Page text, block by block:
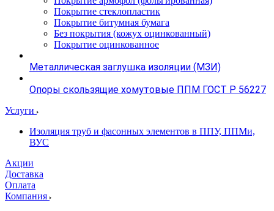
Покрытие стеклопластик
Покрытие битумная бумага
Без покрытия (кожух оцинкованный)
Покрытие оцинкованное
Металлическая заглушка изоляции (МЗИ)
Опоры скользящие хомутовые ППМ ГОСТ Р 56227
Услуги
Изоляция труб и фасонных элементов в ППУ, ППМи,
ВУС
Акции
Доставка
Оплата
Компания